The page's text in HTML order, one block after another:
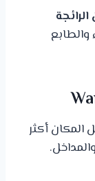
الرائجة
والطابع
أكثر